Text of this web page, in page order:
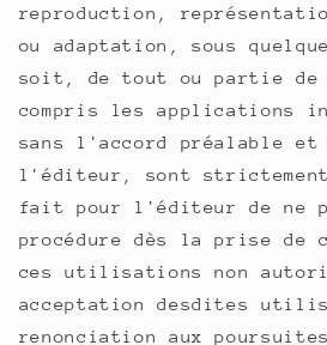
reproduction,
ou adaptation, sous
soit, de tout ou partie de
compris les applications
sans l'accord préalable
l'éditeur, sont
fait pour l'éditeur de ne
procédure dès la prise de
ces utilisations non
acceptation desdites
renonciation aux